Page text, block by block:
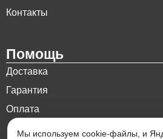
Контакты
Помощь
Доставка
Гарантия
Оплата
Мы используем cookie-файлы, и